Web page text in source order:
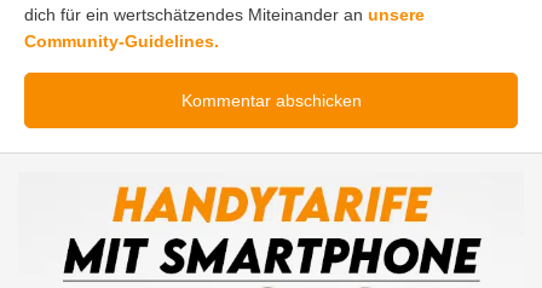
dich für ein wertschätzendes Miteinander an unsere
Community-Guidelines.